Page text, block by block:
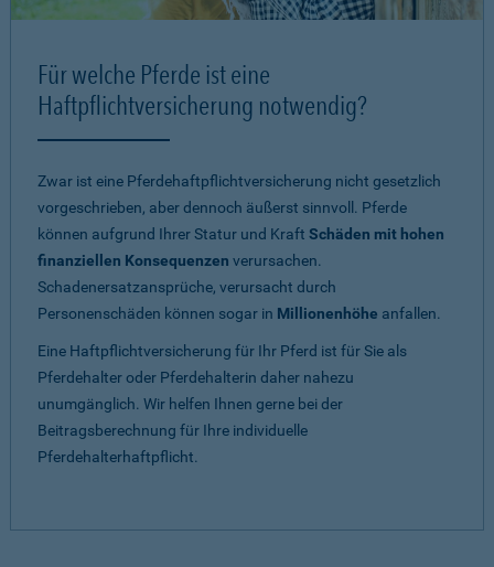
Für welche Pferde ist eine
Haftpflichtversicherung notwendig?
Zwar ist eine Pferdehaftpflichtversicherung nicht gesetzlich
vorgeschrieben, aber dennoch äußerst sinnvoll. Pferde
können aufgrund Ihrer Statur und Kraft Schäden mit hohen
finanziellen Konsequenzen verursachen.
Schadenersatzansprüche, verursacht durch
Personenschäden können sogar in Millionenhöhe anfallen.
Eine Haftpflichtversicherung für Ihr Pferd ist für Sie als
Pferdehalter oder Pferdehalterin daher nahezu
unumgänglich. Wir helfen Ihnen gerne bei der
Beitragsberechnung für Ihre individuelle
Pferdehalterhaftpflicht.